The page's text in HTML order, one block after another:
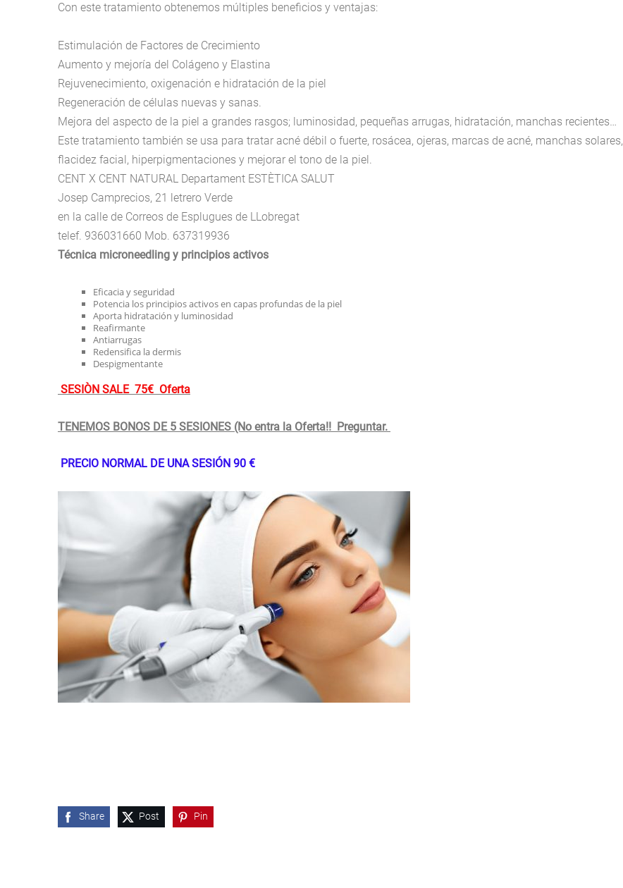
Con este tratamiento obtenemos múltiples beneficios y ventajas:
Estimulación de Factores de Crecimiento
Aumento y mejoría del Colágeno y Elastina
Rejuvenecimiento, oxigenación e hidratación de la piel
Regeneración de células nuevas y sanas.
Mejora del aspecto de la piel a grandes rasgos; luminosidad, pequeñas arrugas, hidratación, manchas recientes…
Este tratamiento también se usa para tratar acné débil o fuerte, rosácea, ojeras, marcas de acné, manchas solares,
flacidez facial, hiperpigmentaciones y mejorar el tono de la piel.
CENT X CENT NATURAL Departament ESTÈTICA SALUT
Josep Camprecios, 21 letrero Verde
en la calle de Correos de Esplugues de LLobregat
telef. 936031660 Mob. 637319936
Técnica microneedling y principios activos
Eficacia y seguridad
Potencia los principios activos en capas profundas de la piel
Aporta hidratación y luminosidad
Reafirmante
Antiarrugas
Redensifica la dermis
Despigmentante
SESIÒN SALE 75€ Oferta
TENEMOS BONOS DE 5 SESIONES (No entra la Oferta!! Preguntar.
PRECIO NORMAL DE UNA SESIÓN 90 €
Share Post Pin